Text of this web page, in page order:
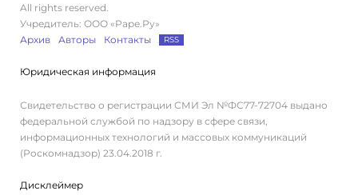
All rights reserved.
Учредитель: ООО «Раре.Ру»
Архив
Авторы Контакты RSS
Юридическая информация
Свидетельство о регистрации СМИ Эл №ФС77-72704 выдано
федеральной службой по надзору в сфере связи,
информационных технологий и массовых коммуникаций
(Роскомнадзор) 23.04.2018 г.
Дисклеймер